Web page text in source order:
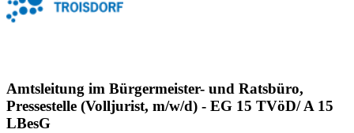
Amtsleitung im Bürgermeister- und Ratsbüro,
Pressestelle (Volljurist, m/w/d) - EG 15 TVöD/ A 15
LBesG